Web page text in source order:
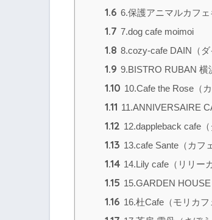
1.6 6.保護アニマルカフェ
1.7 7.dog cafe moimoi
1.8 8.cozy-cafe DAIN（ダ
1.9 9.BISTRO RUBAN 横
1.10 10.Cafe the Rose（
1.11 11.ANNIVERSAIRE
1.12 12.dappleback cafe
1.13 13.cafe Sante（カフ
1.14 14.Lily cafe（リリー
1.15 15.GARDEN HOUSE
1.16 16.杜Cafe（モリカフ